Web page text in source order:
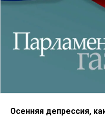
Осенняя депрессия,